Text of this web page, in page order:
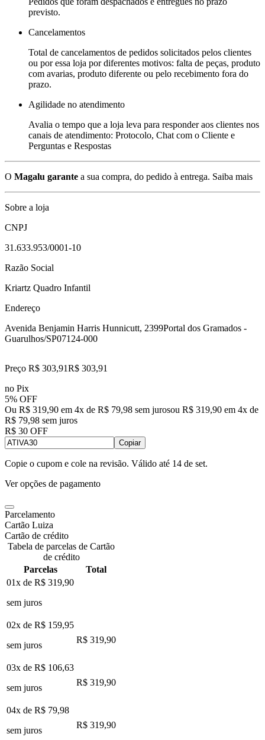
previsto.
Cancelamentos
Total de cancelamentos de pedidos solicitados pelos clientes
ou por essa loja por diferentes motivos: falta de peças, produto
com avarias, produto diferente ou pelo recebimento fora do
prazo.
Agilidade no atendimento
Avalia o tempo que a loja leva para responder aos clientes nos
canais de atendimento: Protocolo, Chat com o Cliente e
Perguntas e Respostas
O Magalu garante a sua compra, do pedido à entrega. Saiba mais
Sobre a loja
CNPJ
31.633.953/0001-10
Razão Social
Kriartz Quadro Infantil
Endereço
Avenida Benjamin Harris Hunnicutt, 2399Portal dos Gramados -
Guarulhos/SP07124-000
Preço R$ 303,91R$ 303,91
no Pix
5% OFF
Ou R$ 319,90 em 4x de R$ 79,98 sem jurosou R$ 319,90 em 4x de
R$ 79,98 sem juros
R$ 30 OFF
Copiar
Copie o cupom e cole na revisão. Válido até 14 de set.
Ver opções de pagamento
Parcelamento
Cartão Luiza
Cartão de crédito
Tabela de parcelas de Cartão
de crédito
Parcelas
Total
01x de R$ 319,90
sem juros
02x de R$ 159,95
sem juros
R$ 319,90
03x de R$ 106,63
sem juros
R$ 319,90
04x de R$ 79,98
sem juros
R$ 319,90